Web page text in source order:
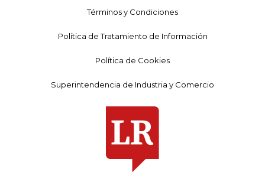
Términos y Condiciones
Política de Tratamiento de Información
Política de Cookies
Superintendencia de Industria y Comercio